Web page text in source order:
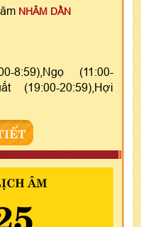
NHÂM DẦN
8:59),Ngọ (11:00-
(19:00-20:59),Hợi
ÂM